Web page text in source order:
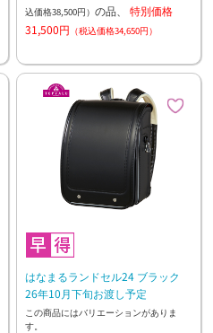
込価格38,500円） の品、 特別価格
31,500円 （税込価格34,650円）
はなまるランドセル24 ブラック
26年10月下旬お渡し予定
この商品にはバリエーションがありま
す。